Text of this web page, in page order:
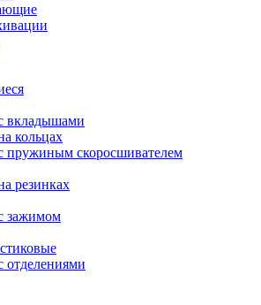
вкладышами
кольцах
пружиным скоросшивателем
резинках
зажимом
отделениями